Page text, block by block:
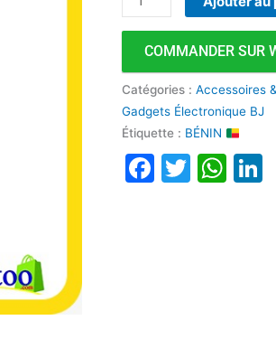
COMMANDER SUR
Catégories :Accessoires
Gadgets Électronique BJ
Étiquette : BÉNIN
Facebook
Twitter